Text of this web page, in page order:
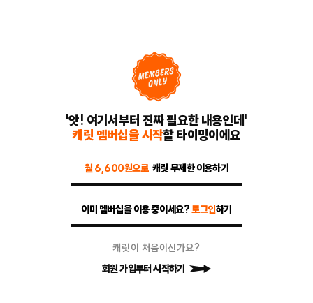
'앗! 여기서부터 진짜 필요한 내용인데'
캐릿 멤버십을 시작할 타이밍이에요
월 6,600원으로 캐릿 무제한 이용하기
이미 멤버십을 이용 중이세요?로그인하기
캐릿이 처음이신가요?
회원 가입부터 시작하기